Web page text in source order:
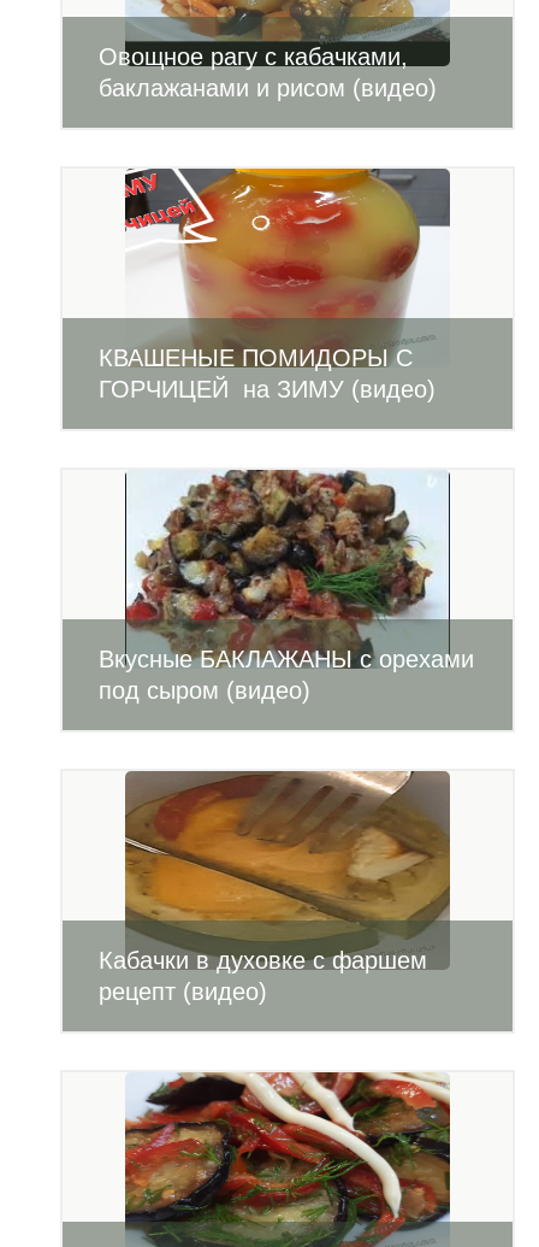
Овощное рагу с кабачками,
баклажанами и рисом (видео)
КВАШЕНЫЕ ПОМИДОРЫ С
ГОРЧИЦЕЙ на ЗИМУ (видео)
Вкусные БАКЛАЖАНЫ с орехами
под сыром (видео)
Кабачки в духовке с фаршем
рецепт (видео)